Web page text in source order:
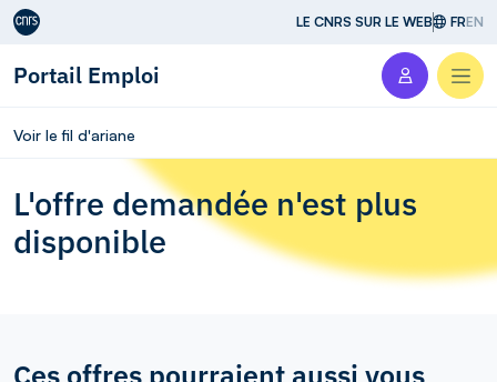
Aller au contenu LE CNRS SUR LE WEB FREN
Portail Emploi
Voir le fil d'ariane
L'offre demandée n'est plus
disponible
Ces offres pourraient aussi vous